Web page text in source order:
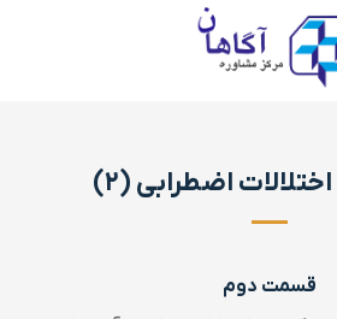
اضطرابی (۲)
قسمت دوم